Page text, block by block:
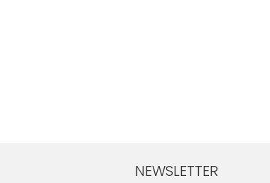
NEWSLETTER